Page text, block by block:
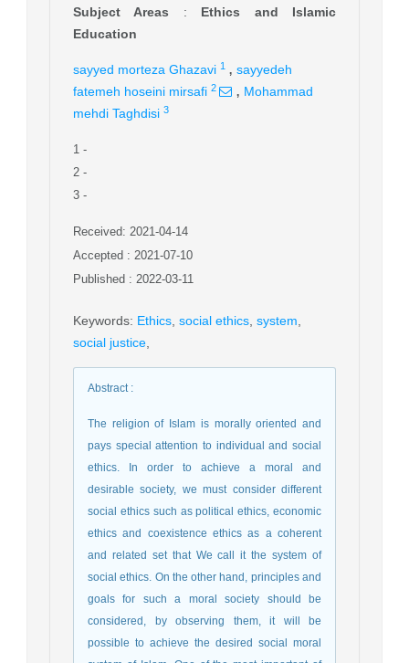
Subject Areas : Ethics and Islamic
Education
sayyed morteza Ghazavi 1 , sayyedeh
fatemeh hoseini mirsafi 2 , Mohammad
mehdi Taghdisi 3
1 -
2 -
3 -
Received: 2021-04-14
Accepted : 2021-07-10
Published : 2022-03-11
Keywords: Ethics social ethics system
social justice
Abstract:
The religion of Islam is morally oriented and
pays special attention to individual and social
ethics. In order to achieve a moral and
desirable society, we must consider different
social ethics such as political ethics, economic
ethics and coexistence ethics as a coherent
and related set that We call it the system of
social ethics. On the other hand, principles and
goals for such a moral society should be
considered, by observing them, it will be
possible to achieve the desired social moral